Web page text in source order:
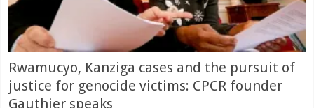
Rwamucyo, Kanziga cases and the pursuit of
justice for genocide victims: CPCR founder
Gauthier speaks